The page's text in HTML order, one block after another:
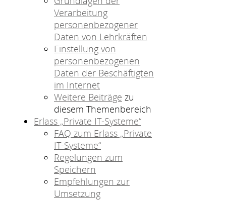
Verarbeitung
personenbezogener
Daten von Lehrkräften
Einstellung von
personenbezogenen
Daten der Beschäftigten
im Internet
Weitere Beiträge zu
diesem Themenbereich
Erlass „Private IT-Systeme“
FAQ zum Erlass „Private
IT-Systeme“
Regelungen zum
Speichern
Empfehlungen zur
Umsetzung